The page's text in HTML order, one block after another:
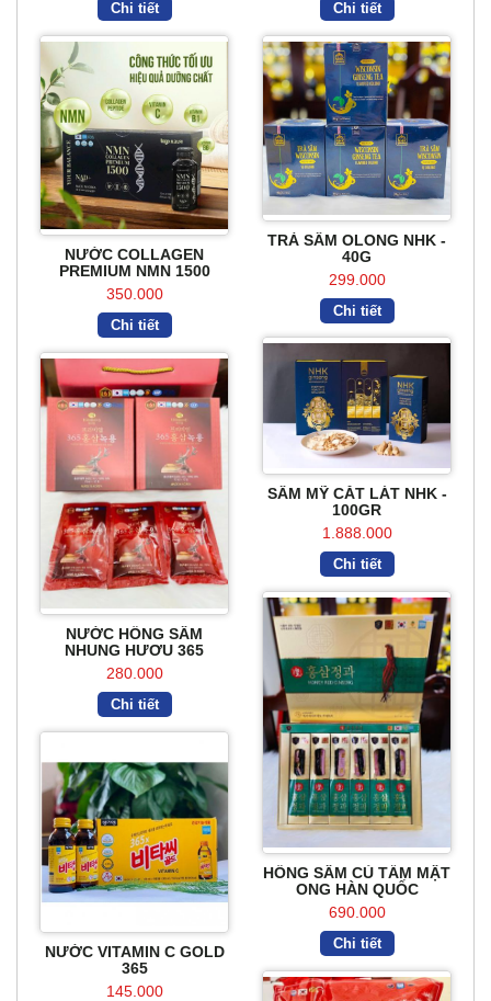
Chi tiết Chi tiết
NƯỚC COLLAGEN
PREMIUM NMN 1500
350.000
Chi tiết
TRÀ SÂM OLONG NHK -
40G
299.000
Chi tiết
SÂM MỸ CẮT LÁT NHK -
100GR
1.888.000
Chi tiết
NƯỚC HỒNG SÂM
NHUNG HƯƠU 365
280.000
Chi tiết
HỒNG SÂM CỦ TẨM MẬT
ONG HÀN QUỐC
690.000
Chi tiết
NƯỚC VITAMIN C GOLD
365
145.000